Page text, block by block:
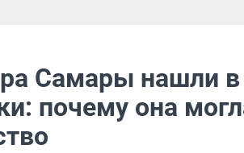
Самары нашли в
почему она